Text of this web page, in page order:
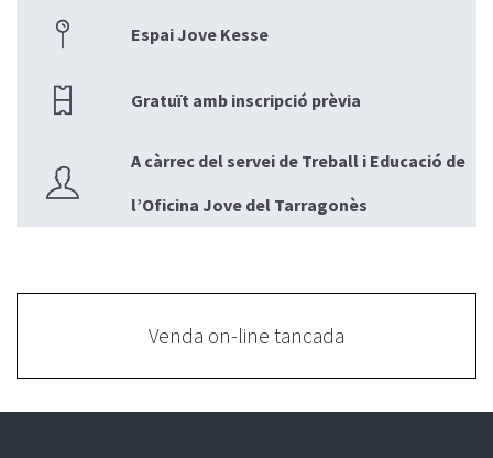
Espai Jove Kesse
Gratuït amb inscripció prèvia
A càrrec del servei de Treball i Educació de
l’Oficina Jove del Tarragonès
Venda on-line tancada